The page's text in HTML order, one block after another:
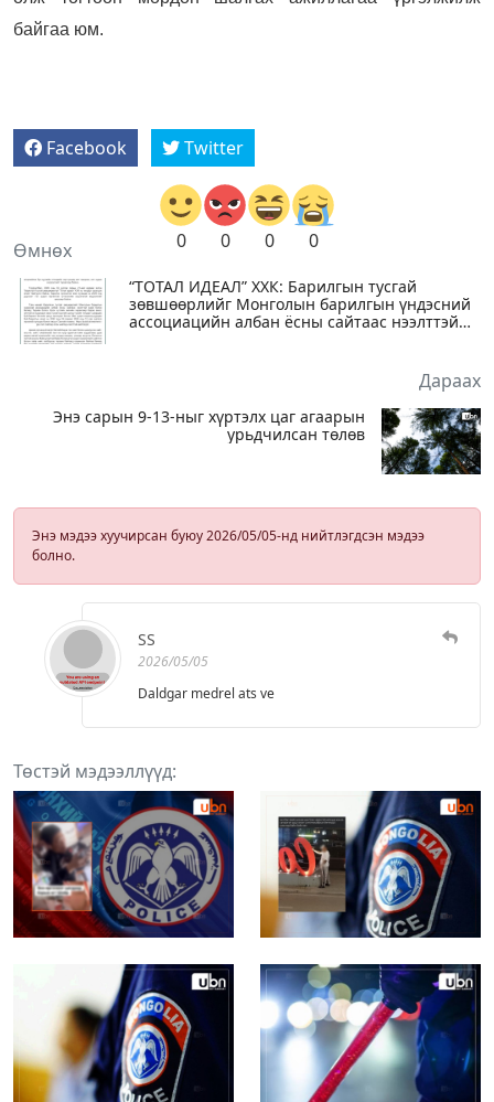
байгаа юм.
Facebook Twitter
0 0 0 0
Өмнөх
“ТОТАЛ ИДЕАЛ” ХХК: Барилгын тусгай
зөвшөөрлийг Монголын барилгын үндэсний
ассоциацийн албан ёсны сайтаас нээлттэй
Дараах
Энэ сарын 9-13-ныг хүртэлх цаг агаарын
урьдчилсан төлөв
Энэ мэдээ хуучирсан буюу 2026/05/05-нд нийтлэгдсэн мэдээ
болно.
SS
2026/05/05
Daldgar medrel ats ve
Төстэй мэдээллүүд: